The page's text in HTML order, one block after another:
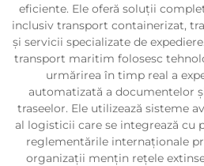
eficiente. Ele oferă soluții
inclusiv transport containerizat,
și servicii specializate de
transport maritim folosesc
urmărirea în timp real a
automatizată a documentelor
traseelor. Ele utilizează sisteme
al logisticii care se integrează cu
reglementările internaționale
organizații mențin rețele